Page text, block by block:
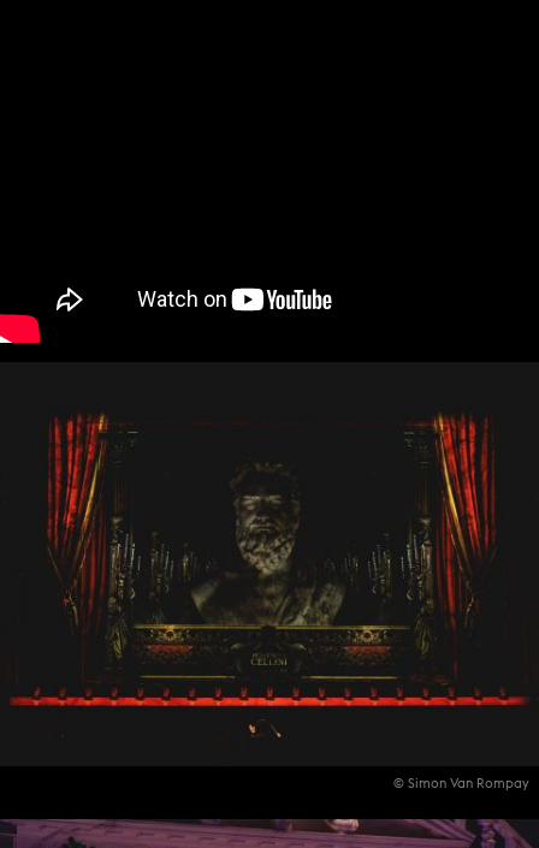
© Simon Van Rompay